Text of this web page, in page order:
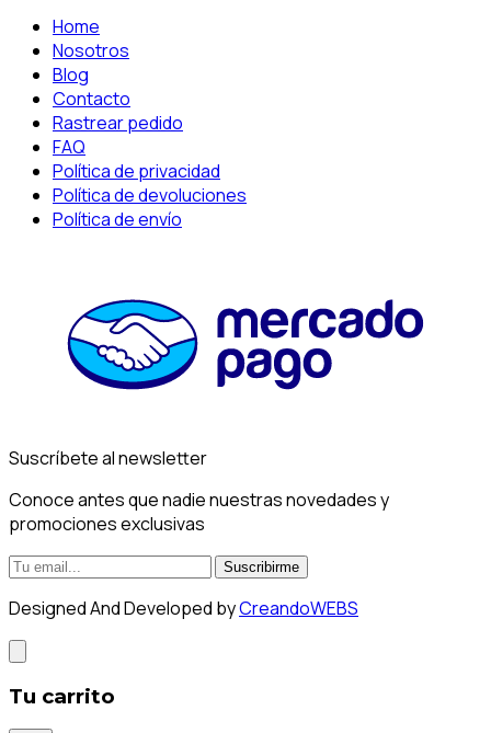
Home
Nosotros
Blog
Contacto
Rastrear pedido
FAQ
Política de privacidad
Política de devoluciones
Política de envío
Suscríbete al newsletter
Conoce antes que nadie nuestras novedades y
promociones exclusivas
Suscribirme
Designed And Developed byCreandoWEBS
Tu carrito